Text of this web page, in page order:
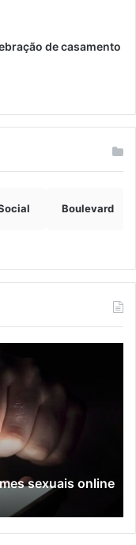
de casamento
Boulevard
sexuais online